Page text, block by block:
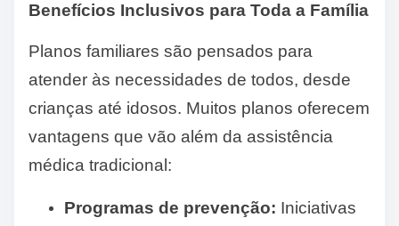
Benefícios Inclusivos para Toda a Família
Planos familiares são pensados para
atender às necessidades de todos, desde
crianças até idosos. Muitos planos oferecem
vantagens que vão além da assistência
médica tradicional:
Programas de prevenção: Iniciativas